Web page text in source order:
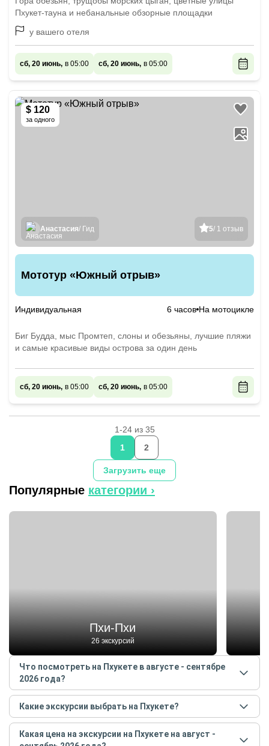
Пхукет-тауна и небанальные обзорные площадки
у вашего отеля
сб, 20 июнь, в 05:00 сб, 20 июнь, в 05:00
$ 120
за одного
5/ 1 отзыв
Анастасия/ Гид
Мототур «Южный отрыв»
Индивидуальная 6 часов На мотоцикле
Биг Будда, мыс Промтеп, слоны и обезьяны, лучшие пляжи
и самые красивые виды острова за один день
сб, 20 июнь, в 05:00 сб, 20 июнь, в 05:00
1-24 из 35
Загрузить еще
1 2
Популярные категории ›
Пхи-Пхи
26 экскурсий
Что посмотреть на Пхукете в августе - сентябре
2026 года?
Самые популярные местана Пхукетев августе -
сентябре 2026года:
Пхи-Пхи
Какие экскурсии выбрать на Пхукете?
Самые популярные экскурсиина Пхукетев августе
- сентябре 2026года:
Какая цена на экскурсии на Пхукете на август -